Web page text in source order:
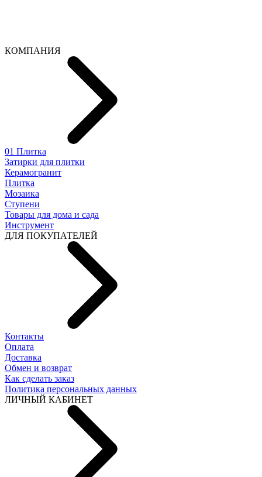
КОМПАНИЯ
01 Плитка
Затирки для плитки
Керамогранит
Плитка
Мозаика
Ступени
Товары для дома и сада
Инструмент
ДЛЯ ПОКУПАТЕЛЕЙ
Контакты
Оплата
Доставка
Обмен и возврат
Как сделать заказ
Политика персональных данных
ЛИЧНЫЙ КАБИНЕТ